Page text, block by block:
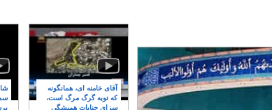
آقای خامنه ای، همانگونه
که توبه گرگ مرگ است،
سزای جنایات همیشگی